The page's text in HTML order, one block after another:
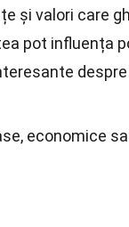
și valori care
pot influența
despre
economice